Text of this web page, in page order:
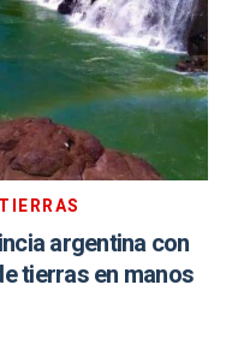
argentina con
tierras en manos